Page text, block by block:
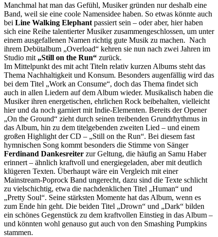
Manchmal hat man das Gefühl, Musiker gründen nur deshalb eine
Band, weil sie eine coole Namensidee haben. So etwas könnte auch
bei Line Walking Elephant passiert sein – oder aber, hier haben
sich eine Reihe talentierter Musiker zusammengeschlossen, um unter
einem ausgefallenen Namen richtig gute Musik zu machen. Nach
ihrem Debütalbum „Overload“ kehren sie nun nach zwei Jahren im
Studio mit „Still on the Run“ zurück.
Im Mittelpunkt des mit acht Titeln relativ kurzen Albums steht das
Thema Nachhaltigkeit und Konsum. Besonders augenfällig wird das
bei dem Titel „Work an Consume“, doch das Thema findet sich
auch in allen Liedern auf dem Album wieder. Musikalisch haben die
Musiker ihren energetischen, ehrlichen Rock beibehalten, vielleicht
hier und da noch garniert mit Indie-Elementen. Bereits der Opener
„On the Ground“ zieht durch seinen treibenden Grundrhythmus in
das Album, hin zu dem titelgebenden zweiten Lied – und einem
großen Highlight der CD – „Still on the Run“. Bei diesem fast
hymnischen Song kommt besonders die Stimme von Sänger
Ferdinand Dankesreiter zur Geltung, die häufig an Samu Haber
erinnert – ähnlich kraftvoll und energiegeladen, aber mit deutlich
klügeren Texten. Überhaupt wäre ein Vergleich mit einer
Mainstream-Poprock Band ungerecht, dazu sind die Texte schlicht
zu vielschichtig, etwa die nachdenklichen Titel „Human“ und
„Pretty Soul“. Seine stärksten Momente hat das Album, wenn es
zum Ende hin geht. Die beiden Titel „Drown“ und „Dark“ bilden
ein schönes Gegenstück zu dem kraftvollen Einstieg in das Album –
und könnten wohl genauso gut auch von den Smashing Pumpkins
stammen.